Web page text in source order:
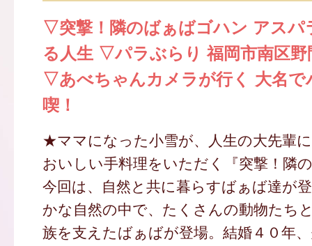
▽突撃！隣のばぁばゴハン アスパ
る人生 ▽パラぶらり 福岡市南区野
▽あべちゃんカメラが行く 大名で
喫！
★ママになった小雪が、人生の大先輩
おいしい手料理をいただく『突撃！隣
今回は、自然と共に暮らすばぁば達が
かな自然の中で、たくさんの動物たち
族を支えたばぁばが登場。結婚４０年